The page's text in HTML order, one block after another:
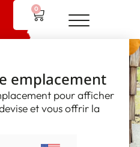
0
vache
&
emplacement
pour afficher
et vous offrir la